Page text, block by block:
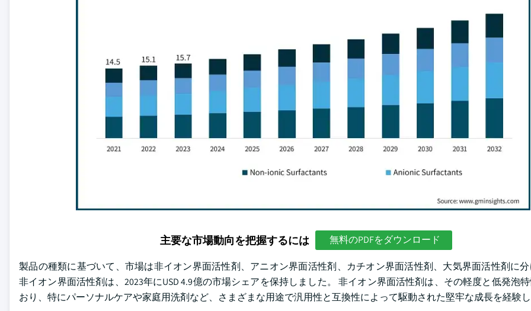
主要な市場動向を把握するには 無料のPDFをダウンロード
製品の種類に基づいて、市場は非イオン界面活性剤、アニオン界面活性剤、カチオン界面活性剤、大気界面活性剤に分
非イオン界面活性剤は、2023年にUSD 4.9億の市場シェアを保持しました。 非イオン界面活性剤は、その軽度と低発泡
おり、特にパーソナルケアや家庭用洗剤など、さまざまな用途で汎用性と互換性によって駆動された堅牢な成長を経験し